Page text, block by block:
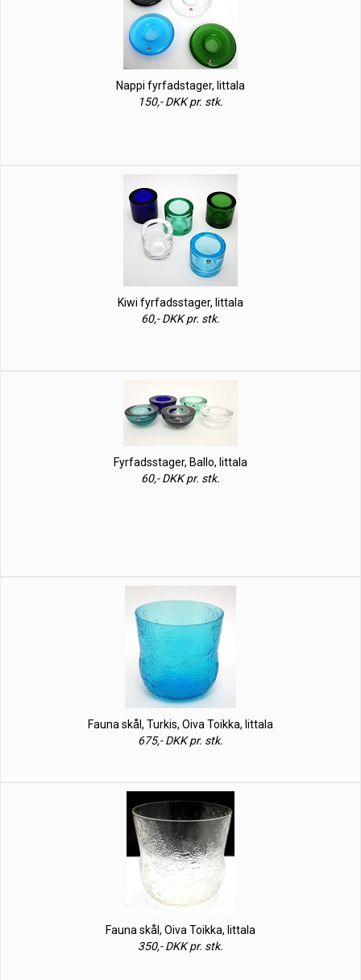
Nappi fyrfadstager, Iittala
150,- DKK pr. stk.
Kiwi fyrfadsstager, Iittala
60,- DKK pr. stk.
Fyrfadsstager, Ballo, Iittala
60,- DKK pr. stk.
Fauna skål, Turkis, Oiva Toikka, Iittala
675,- DKK pr. stk.
Fauna skål, Oiva Toikka, Iittala
350,- DKK pr. stk.